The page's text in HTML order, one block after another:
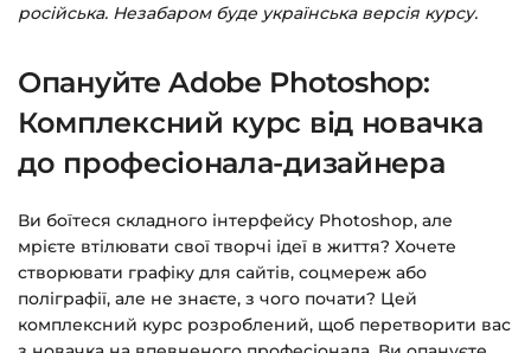
Натисніть її — і відкриється сторінка з
курсами.
Додатково посилання на курс прийде вам
Доступ до курсів: без обмежень за часом.
Детальніше про оплату та безпеку — у довідці
російська. Незабаром буде українська версія курсу.
Опануйте Adobe Photoshop:
Комплексний курс від новачка
до професіонала-дизайнера
Ви боїтеся складного інтерфейсу Photoshop, але
мрієте втілювати свої творчі ідеї в життя? Хочете
створювати графіку для сайтів, соцмереж або
поліграфії, але не знаєте, з чого почати? Цей
комплексний курс розроблений, щоб перетворити вас